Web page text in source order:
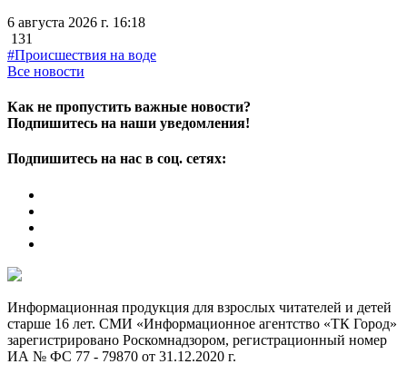
6 августа 2026 г. 16:18
131
#Происшествия на воде
Все новости
Как не пропустить важные новости?
Подпишитесь на наши уведомления!
Подпишитесь на нас в соц. сетях:
Информационная продукция для взрослых читателей и детей
старше 16 лет. СМИ «Информационное агентство «ТК Город»
зарегистрировано Роскомнадзором, регистрационный номер
ИА № ФС 77 - 79870 от 31.12.2020 г.